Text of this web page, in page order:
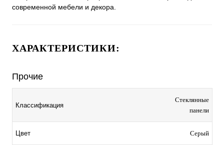
современной мебели и декора.
ХАРАКТЕРИСТИКИ:
Прочие
Классификация
Стеклянные
панели
Цвет Серый